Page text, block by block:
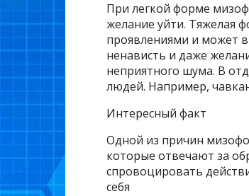
При легкой форме
желание уйти. Тяжелая
проявлениями и может
ненависть и даже
неприятного шума. В
людей. Например,
Интересный факт
Одной из причин
которые отвечают за
спровоцировать
себя